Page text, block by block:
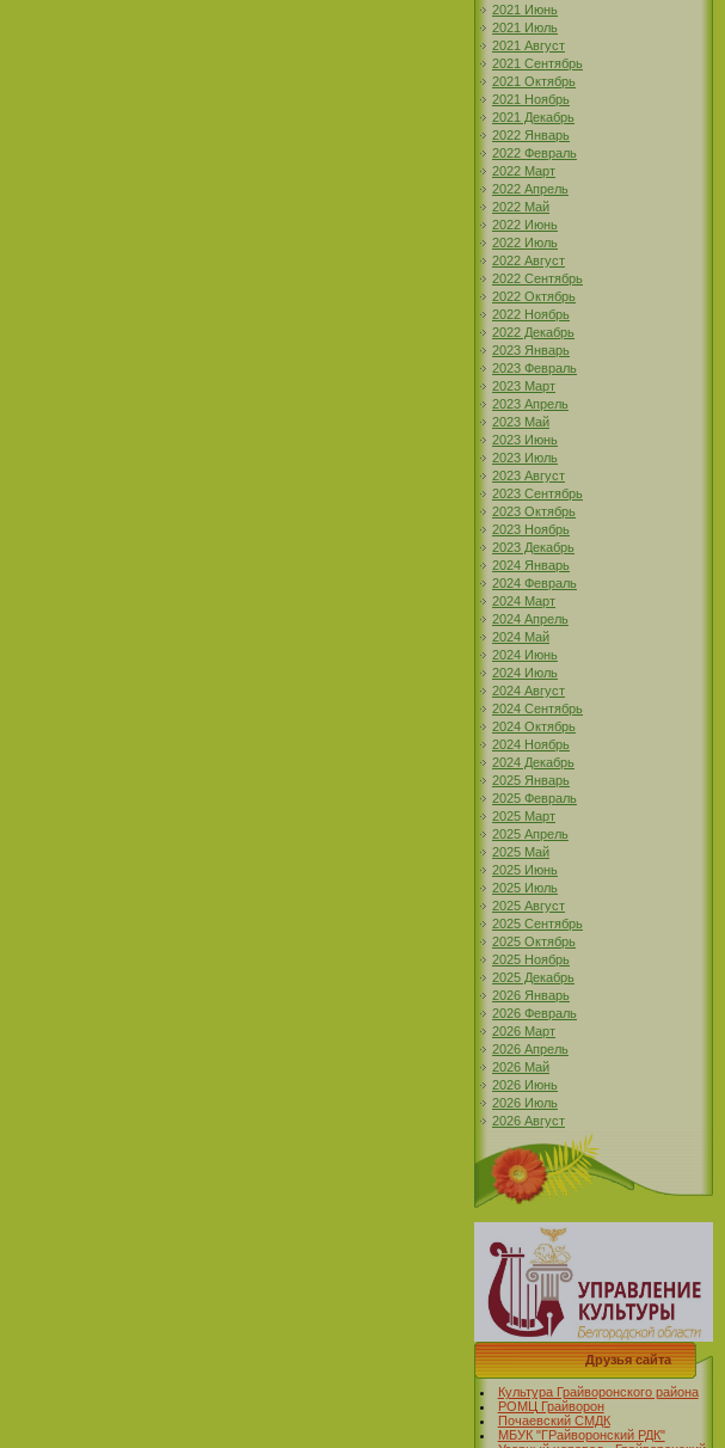
2021 Июнь
2021 Июль
2021 Август
2021 Сентябрь
2021 Октябрь
2021 Ноябрь
2021 Декабрь
2022 Январь
2022 Февраль
2022 Март
2022 Апрель
2022 Май
2022 Июнь
2022 Июль
2022 Август
2022 Сентябрь
2022 Октябрь
2022 Ноябрь
2022 Декабрь
2023 Январь
2023 Февраль
2023 Март
2023 Апрель
2023 Май
2023 Июнь
2023 Июль
2023 Август
2023 Сентябрь
2023 Октябрь
2023 Ноябрь
2023 Декабрь
2024 Январь
2024 Февраль
2024 Март
2024 Апрель
2024 Май
2024 Июнь
2024 Июль
2024 Август
2024 Сентябрь
2024 Октябрь
2024 Ноябрь
2024 Декабрь
2025 Январь
2025 Февраль
2025 Март
2025 Апрель
2025 Май
2025 Июнь
2025 Июль
2025 Август
2025 Сентябрь
2025 Октябрь
2025 Ноябрь
2025 Декабрь
2026 Январь
2026 Февраль
2026 Март
2026 Апрель
2026 Май
2026 Июнь
2026 Июль
2026 Август
Друзья сайта
Культура Грайворонского района
РОМЦ Грайворон
Почаевский СМДК
МБУК "ГРайворонский РДК"